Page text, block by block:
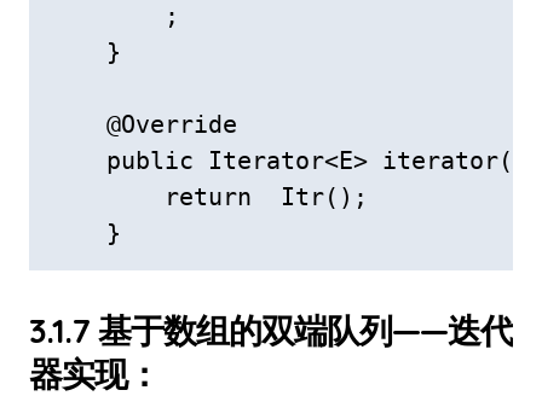
        ;
    }
    @Override
public Iterator<E> iterator()
        return  Itr();
    }
3.1.7 基于数组的双端队列——迭代
器实现：